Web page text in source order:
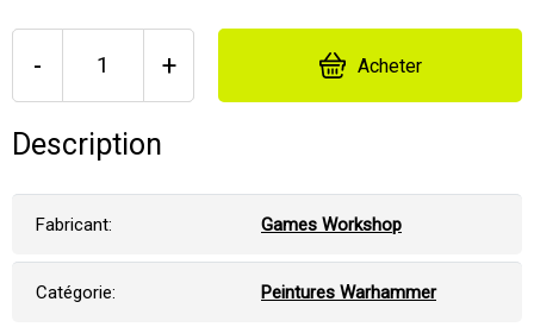
- + Acheter
Description
Fabricant: Games Workshop
Catégorie: Peintures Warhammer